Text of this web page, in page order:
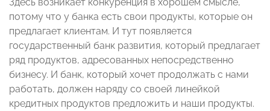
потому что у банка есть свои продукты, которые он
предлагает клиентам. И тут появляется
государственный банк развития, который предлагает
ряд продуктов, адресованных непосредственно
бизнесу. И банк, который хочет продолжать с нами
работать, должен наряду со своей линейкой
кредитных продуктов предложить и наши продукты.